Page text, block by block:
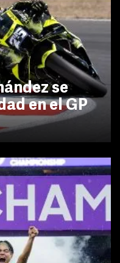
se
en el GP